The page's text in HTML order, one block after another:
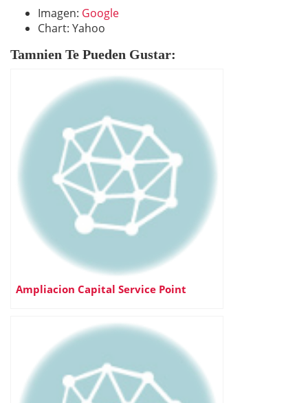
Imagen: Google
Chart: Yahoo
Tamnien Te Pueden Gustar:
Ampliacion Capital Service Point